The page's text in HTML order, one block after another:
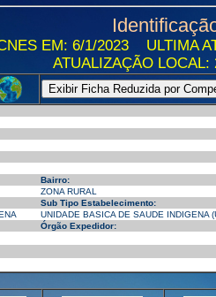
EM: 6/1/2023
ULTIMA
ATUALIZAÇÃO LOCAL:
Bairro:
ZONA RURAL
Sub Tipo Estabelecimento:
UNIDADE BASICA DE SAUDE INDIGENA
Órgão Expedidor: